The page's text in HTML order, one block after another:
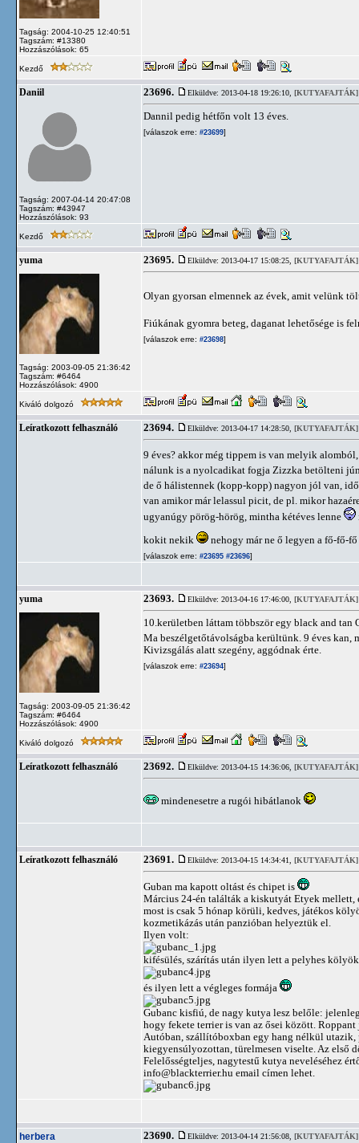
Tagság: 2004-10-25 12:40:51
Tagszám: #13380
Hozzászólások: 65
Kezdő
Daniil
Tagság: 2007-04-14 20:47:08
Tagszám: #43947
Hozzászólások: 93
23696. Elküldve: 2013-04-18 19:26:10, [KUTYAFAJTÁK]
Dannil pedig hétfőn volt 13 éves.
[válaszok erre: #23699]
Kezdő
yuma
Tagság: 2003-09-05 21:36:42
Tagszám: #6464
Hozzászólások: 4900
23695. Elküldve: 2013-04-17 15:08:25, [KUTYAFAJTÁK]
Olyan gyorsan elmennek az évek, amit velünk
Fiúkának gyomra beteg, daganat lehetősége is
[válaszok erre: #23698]
Kiváló dolgozó
Leíratkozott felhasználó 23694. Elküldve: 2013-04-17 14:28:50, [KUTYAFAJTÁK]
9 éves? akkor még tippem is van melyik
nálunk is a nyolcadikat fogja Zizzka betölteni
de ő hálistennek (kopp-kopp) nagyon jól van,
van amikor már lelassul picit, de pl. mikor
ugyanúgy pörög-hörög, mintha kétéves lenne
kokit nekik nehogy már ne ő legyen a fő-fő-
[válaszok erre: #23695 #23696]
yuma
Tagság: 2003-09-05 21:36:42
Tagszám: #6464
Hozzászólások: 4900
23693. Elküldve: 2013-04-16 17:46:00, [KUTYAFAJTÁK]
10.kerületben láttam többször egy black and tan
Ma beszélgetőtávolságba kerültünk. 9 éves kan,
Kivizsgálás alatt szegény, aggódnak érte.
[válaszok erre: #23694]
Kiváló dolgozó
Leíratkozott felhasználó 23692. Elküldve: 2013-04-15 14:36:06, [KUTYAFAJTÁK]
mindenesetre a rugói hibátlanok
Leíratkozott felhasználó 23691. Elküldve: 2013-04-15 14:34:41, [KUTYAFAJTÁK]
Guban ma kapott oltást és chipet is
Március 24-én találták a kiskutyát Etyek mellett,
most is csak 5 hónap körüli, kedves, játékos
kozmetikázás után panzióban helyeztük el.
Ilyen volt:
kifésülés, szárítás után ilyen lett a pelyhes
és ilyen lett a végleges formája
Gubanc kisfiú, de nagy kutya lesz belőle:
hogy fekete terrier is van az ősei között.
Autóban, szállítóboxban egy hang nélkül utazik,
kiegyensúlyozottan, türelmesen viselte. Az első
Felelősségteljes, nagytestű kutya neveléséhez
info@blackterrier.hu email címen lehet.
herbera 23690. Elküldve: 2013-04-14 21:56:08, [KUTYAFAJTÁK]